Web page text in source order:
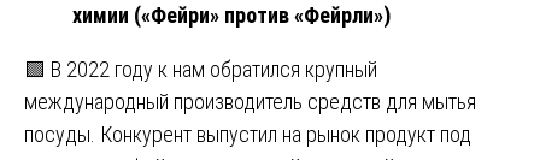
химии («Фейри» против «Фейрли»)
🟩 В 2022 году к нам обратился крупный
международный производитель средств для мытья
посуды. Конкурент выпустил на рынок продукт под